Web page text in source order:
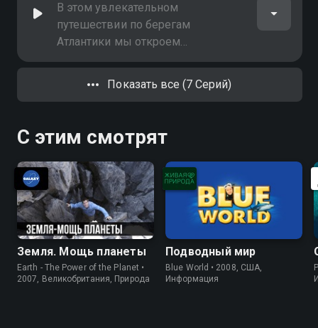
В этом увлекательном
путешествии по берегам
Атлантики мы откроем
удивительные культуры,
исторические сокровища
разнообразия
Показать все (7 Серий)
С этим смотрят
Земля. Мощь планеты
Earth - The Power of the Planet •
2007, Великобритания, Природа
Подводный мир
Blue World • 2008, США,
Информация